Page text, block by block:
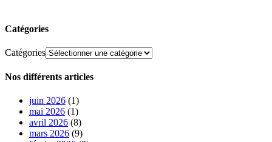
Catégories
Catégories
Nos différents articles
juin 2026 (1)
mai 2026 (1)
avril 2026 (8)
mars 2026 (9)